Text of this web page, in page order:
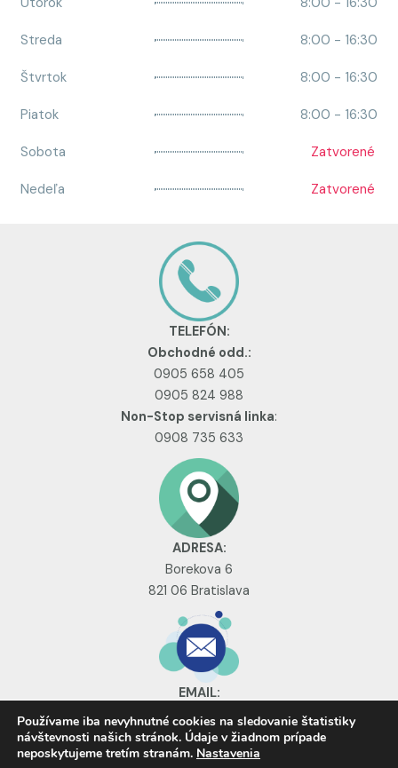
Streda 8:00 - 16:30
Štvrtok 8:00 - 16:30
Piatok 8:00 - 16:30
Sobota Zatvorené
Nedeľa Zatvorené
TELEFÓN:
Obchodné odd.:
0905 658 405
0905 824 988
Non-Stop servisná linka:
0908 735 633
ADRESA:
Borekova 6
821 06 Bratislava
EMAIL:
sdsluzby@sdsluzby.sk
WEB stránka:
www.sdsluzby.sk
Používame iba nevyhnutné cookies na sledovanie štatistiky
návštevnosti našich stránok. Údaje v žiadnom prípade
neposkytujeme tretím stranám. Nastavenia